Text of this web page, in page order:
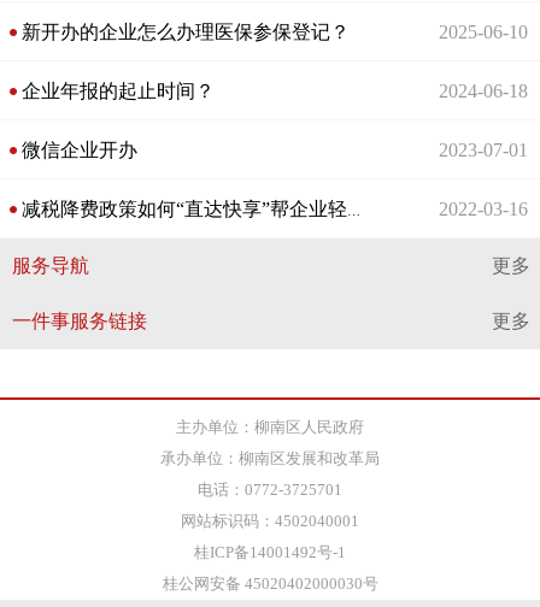
新开办的企业怎么办理医保参保登记？ 2025-06-10
企业年报的起止时间？ 2024-06-18
微信企业开办 2023-07-01
2022-03-16
服务导航 更多
一件事服务链接 更多
主办单位：柳南区人民政府
承办单位：柳南区发展和改革局
电话：0772-3725701
网站标识码：4502040001
桂ICP备14001492号-1
桂公网安备 45020402000030号